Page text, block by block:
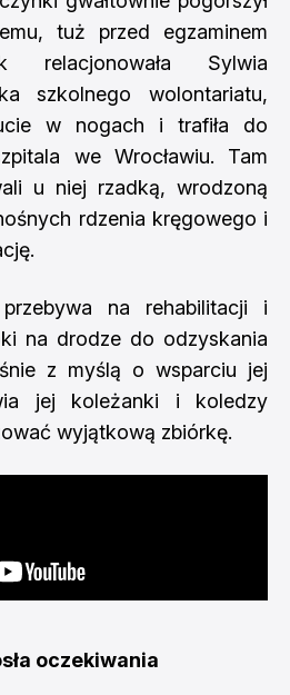
tuż przed egzaminem
relacjonowała Sylwia
szkolnego wolontariatu,
w nogach i trafiła do
we Wrocławiu. Tam
u niej rzadką, wrodzoną
rdzenia kręgowego i
na rehabilitacji i
na drodze do odzyskania
z myślą o wsparciu jej
jej koleżanki i koledzy
wyjątkową zbiórkę.
oczekiwania